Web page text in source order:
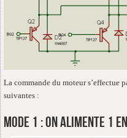
La commande du moteur s’effectue
suivantes :
Mode 1 : On alimente 1